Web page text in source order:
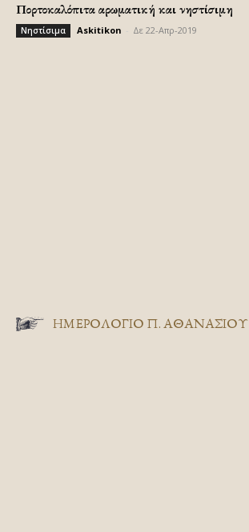
Πορτοκαλόπιτα αρωματική και νηστίσιμη
Νηστίσιμα Askitikon Δε 22-Απρ-2019
ΗΜΕΡΟΛΟΓΙΟ Π. ΑΘΑΝΑΣΙΟΥ